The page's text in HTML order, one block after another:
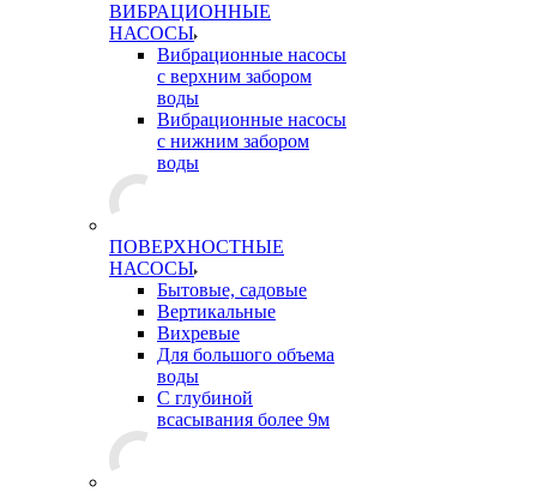
ВИБРАЦИОННЫЕ
НАСОСЫ
Вибрационные насосы
с верхним забором
воды
Вибрационные насосы
с нижним забором
воды
ПОВЕРХНОСТНЫЕ
НАСОСЫ
Бытовые, садовые
Вертикальные
Вихревые
Для большого объема
воды
С глубиной
всасывания более 9м